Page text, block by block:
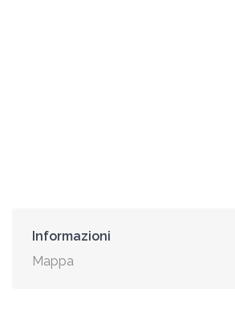
Informazioni
Mappa